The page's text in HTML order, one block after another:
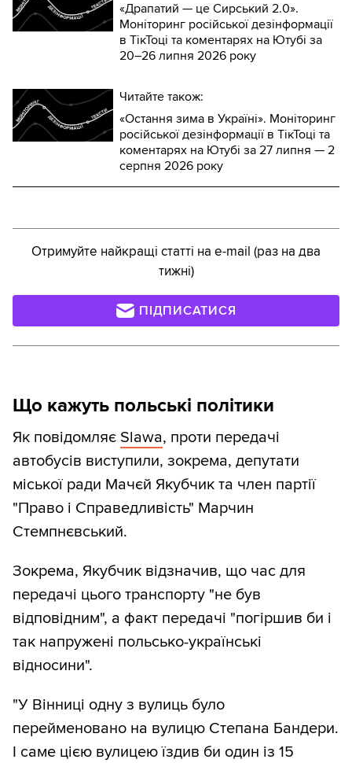
«Драпатий — це Сирський 2.0».
Моніторинг російської дезінформації
в ТікТоці та коментарях на Ютубі за
20–26 липня 2026 року
Читайте також:
«Остання зима в Україні». Моніторинг
російської дезінформації в ТікТоці та
коментарях на Ютубі за 27 липня — 2
серпня 2026 року
Отримуйте найкращі статті на e-mail (раз на два
тижні)
ПІДПИСАТИСЯ
Що кажуть польські політики
Як повідомляє Slawa, проти передачі
автобусів виступили, зокрема, депутати
міської ради Мачєй Якубчик та член партії
"Право і Справедливість" Марчин
Стемпнєвський.
Зокрема, Якубчик відзначив, що час для
передачі цього транспорту "не був
відповідним", а факт передачі "погіршив би і
так напружені польсько-українські
відносини".
"У Вінниці одну з вулиць було
перейменовано на вулицю Степана Бандери.
І саме цією вулицею їздив би один із 15